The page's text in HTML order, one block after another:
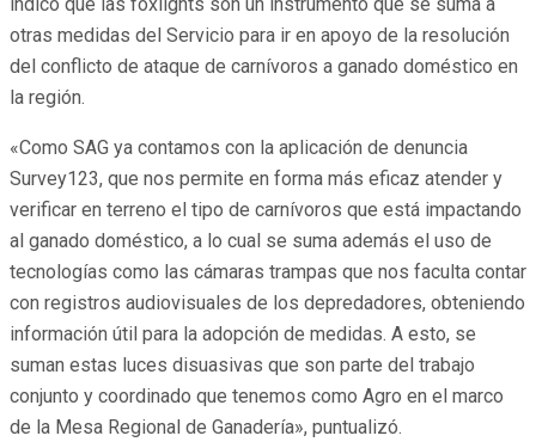
otras medidas del Servicio para ir en apoyo de la resolución
del conflicto de ataque de carnívoros a ganado doméstico en
la región.
«Como SAG ya contamos con la aplicación de denuncia
Survey123, que nos permite en forma más eficaz atender y
verificar en terreno el tipo de carnívoros que está impactando
al ganado doméstico, a lo cual se suma además el uso de
tecnologías como las cámaras trampas que nos faculta contar
con registros audiovisuales de los depredadores, obteniendo
información útil para la adopción de medidas. A esto, se
suman estas luces disuasivas que son parte del trabajo
conjunto y coordinado que tenemos como Agro en el marco
de la Mesa Regional de Ganadería», puntualizó.